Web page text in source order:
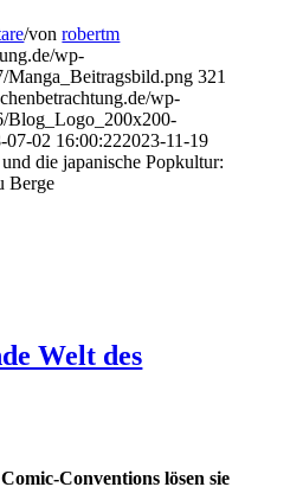
/vonrobertm
wp-
Manga_Beitragsbild.png 321
wp-
Blog_Logo_200x200-
07-02 16:00:222023-11-19
die japanische Popkultur:
Berge
Welt des
Conventions lösen sie